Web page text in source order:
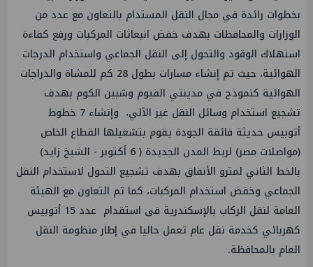
بخطوات رائدة في مجال النقل المستدام بالتعاون مع عدد من
الوزارات والمحافظات بهدف خفض انبعاثات المركبات ورفع كفاءة
استهلاك الوقود والتحول إلى النقل الجماعي واستخدام الدرجات
الهوائية، حيث تم إنشاء مسارات بطول 28 كم للمشاة والدراجات
الهوائية كنموذج في مدينتي الفيوم وشبين الكوم بهدف
تشجيع استخدام وسائل النقل غير الآلي، وإنشاء 7 خطوط
أتوبيس حديثة فائقة الجودة يقوم بتشغيلها القطاع الخاص
(مواصلات مصر) لربط المدن الجديدة ( 6 أكتوبر - الشيخ زايد)
بالخط الثاني لمترو الأنفاق بهدف تشجيع التحول لاستخدام النقل
الجماعي وخفض استخدام المركبات، كما تم التعاون مع الهيئة
العامة لنقل الركاب بالإسكندرية فى استقدام عدد 15 أتوبيس
كهربائي كخدمة نقل عام تعمل حاليا في إطار منظومة النقل
العام بالمحافظة.